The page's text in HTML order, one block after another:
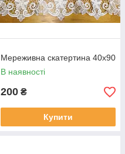
Мереживна скатертина 40x90
В наявності
200 ₴
Купити